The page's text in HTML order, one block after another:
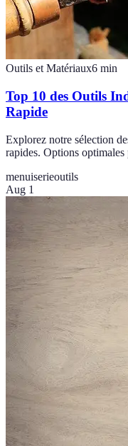
Outils et Matériaux6 min
Top 10 des Outils
Rapide
Explorez notre sélection
rapides. Options
menuiserieoutils
Aug 1